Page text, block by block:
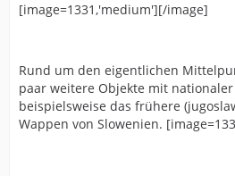
[image=1331,'medium'][/image]
Rund um den eigentlichen
paar weitere Objekte mit
beispielsweise das frühere
Wappen von Slowenien.